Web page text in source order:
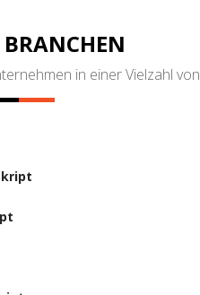
in einer Vielzahl